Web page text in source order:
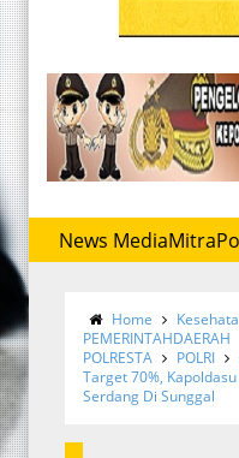
News
Narkoba Polres Sergai
Home
PEMERINTAHDAERAH
POLRESTA
POLRI
Target 70%,
Serdang Di Sunggal